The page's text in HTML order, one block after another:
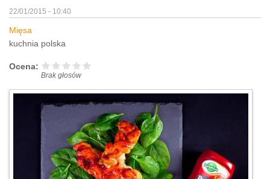
22/01/2015 - 10:40
Mięsa
kuchnia polska
Ocena:
Brak głosów